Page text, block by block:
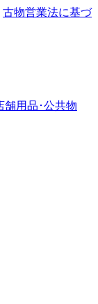
古物営業法に基づ